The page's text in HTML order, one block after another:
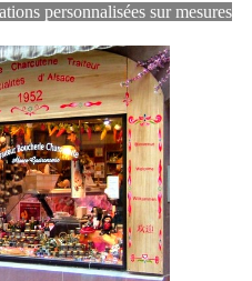
personnalisées sur mesures